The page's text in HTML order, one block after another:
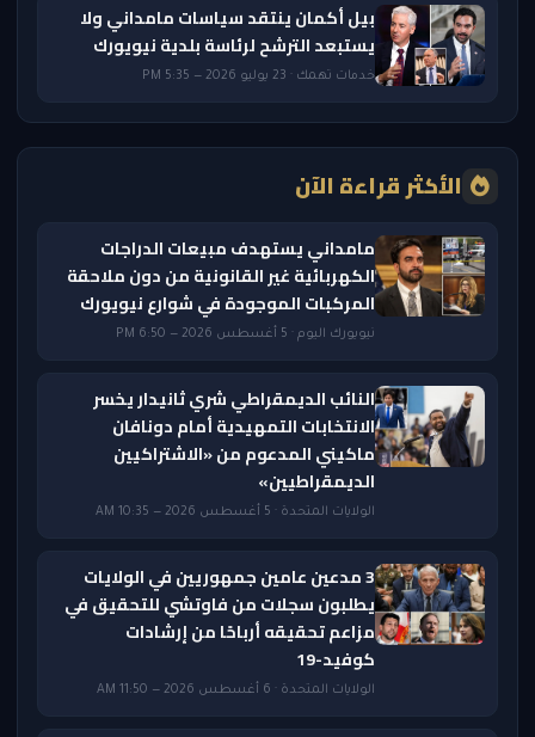
بيل أكمان ينتقد سياسات مامداني ولا
يستبعد الترشح لرئاسة بلدية نيويورك
خدمات تهمك · 23 يوليو 2026 — 5:35 PM
الأكثر قراءة الآن
مامداني يستهدف مبيعات الدراجات
الكهربائية غير القانونية من دون ملاحقة
المركبات الموجودة في شوارع نيويورك
نيويورك اليوم · 5 أغسطس 2026 — 6:50 PM
النائب الديمقراطي شري ثانيدار يخسر
الانتخابات التمهيدية أمام دونافان
ماكيني المدعوم من «الاشتراكيين
الديمقراطيين»
الولايات المتحدة · 5 أغسطس 2026 — 10:35 AM
3 مدعين عامين جمهوريين في الولايات
يطلبون سجلات من فاوتشي للتحقيق في
مزاعم تحقيقه أرباحًا من إرشادات
كوفيد-19
الولايات المتحدة · 6 أغسطس 2026 — 11:50 AM